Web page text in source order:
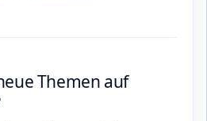
Themen auf